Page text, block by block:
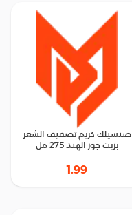
صنسيلك كريم تصفيف الشعر
بزيت جوز الهند 275 مل
1.99